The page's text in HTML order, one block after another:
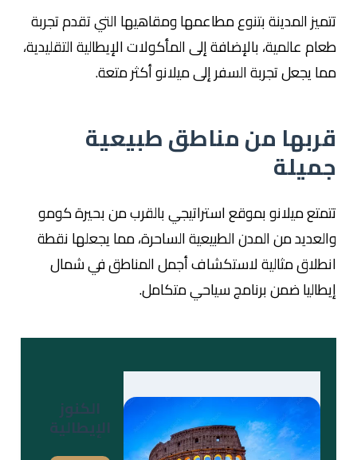
تتميز المدينة بتنوع مطاعمها ومقاهيها التي تقدم تجربة
طعام عالمية، بالإضافة إلى المأكولات الإيطالية التقليدية،
مما يجعل تجربة السفر إلى ميلانو أكثر متعة.
قربها من مناطق طبيعية
جميلة
تتمتع ميلانو بموقع استراتيجي بالقرب من بحيرة كومو
والعديد من المدن الطبيعية الساحرة، مما يجعلها نقطة
انطلاق مثالية لاستكشاف أجمل المناطق في شمال
إيطاليا ضمن برنامج سياحي متكامل.
الكنوز
الإيطالية